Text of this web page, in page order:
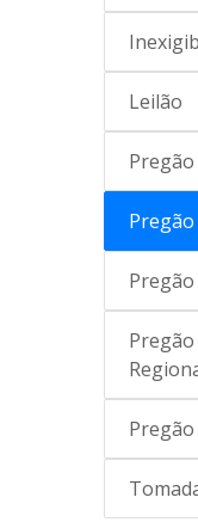
Leilão
Pregão
Pregão
Pregão
Pregão